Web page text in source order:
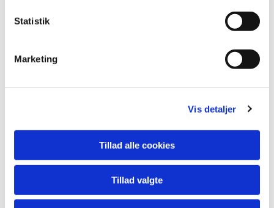
Statistik
Marketing
Vis detaljer
Tillad alle cookies
Tillad valgte